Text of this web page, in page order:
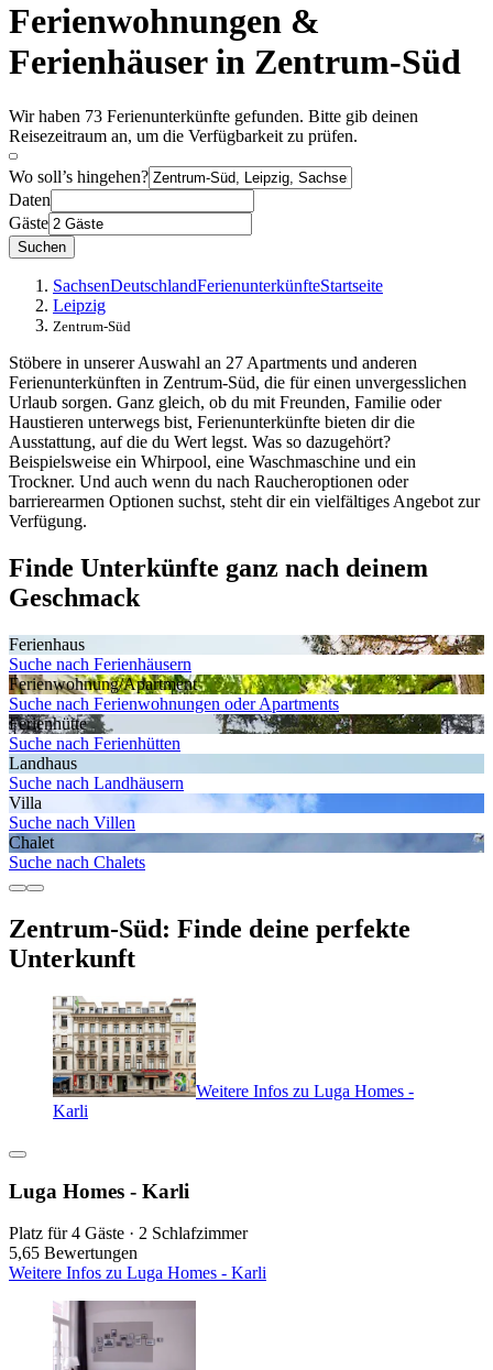
Ferienwohnungen &
Ferienhäuser in Zentrum-Süd
Wir haben 73 Ferienunterkünfte gefunden. Bitte gib deinen
Reisezeitraum an, um die Verfügbarkeit zu prüfen.
Wo soll’s hingehen?
Daten
Gäste
Suchen
SachsenDeutschlandFerienunterkünfteStartseite
Leipzig
Zentrum-Süd
Stöbere in unserer Auswahl an 27 Apartments und anderen
Ferienunterkünften in Zentrum-Süd, die für einen unvergesslichen
Urlaub sorgen. Ganz gleich, ob du mit Freunden, Familie oder
Haustieren unterwegs bist, Ferienunterkünfte bieten dir die
Ausstattung, auf die du Wert legst. Was so dazugehört?
Beispielsweise ein Whirpool, eine Waschmaschine und ein
Trockner. Und auch wenn du nach Raucheroptionen oder
barrierearmen Optionen suchst, steht dir ein vielfältiges Angebot zur
Verfügung.
Finde Unterkünfte ganz nach deinem
Geschmack
Ferienhaus
Suche nach Ferienhäusern
Ferienwohnung/Apartment
Suche nach Ferienwohnungen oder Apartments
Ferienhütte
Suche nach Ferienhütten
Landhaus
Suche nach Landhäusern
Villa
Suche nach Villen
Chalet
Suche nach Chalets
Zentrum-Süd: Finde deine perfekte
Unterkunft
Weitere Infos zu Luga Homes -
Karli
Luga Homes - Karli
Platz für 4 Gäste · 2 Schlafzimmer
5,65 Bewertungen
Weitere Infos zu Luga Homes - Karli